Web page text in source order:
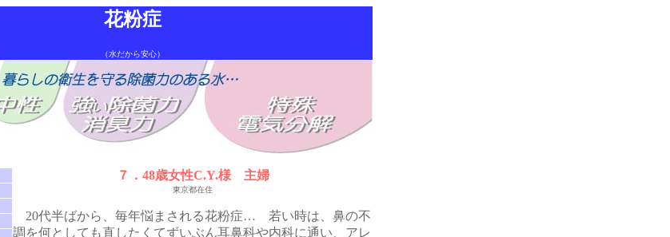
花粉症
（水だから安心）
７．48歳女性C.Y.様 主婦
東京都在住
20代半ばから、毎年悩まされる花粉症… 若い時は、鼻の不
調を何としても直したくてずいぶん耳鼻科や内科に通い、アレ